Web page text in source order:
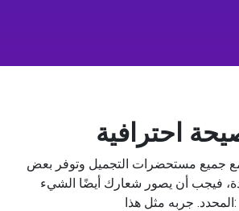
مع جميع مستحضرات التجميل وتوفر بعض
فيجب أن يصور شعارك أيضًا الشيء
المحدد. جربه مثل هذا: